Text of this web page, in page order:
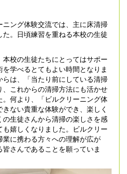
ング体験交流では、主に床清掃
。日頃練習を重ねる本校の生徒
校の生徒たちにとってはサポー
を学べるとてもよい時間となりま
らは、「当たり前にしている清掃
これからの清掃方法にも活かせ
何より、「ビルクリーニング体
ない貴重な体験ができ、楽しく
生徒さんから清掃の楽しさを感
も嬉しくなりました。ビルクリー
に携わる方々への理解が広が
さんであることを願っていま